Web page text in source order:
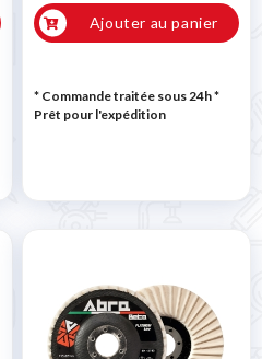
Ajouter au panier
* Commande traitée sous 24h*
Prêt pour l'expédition